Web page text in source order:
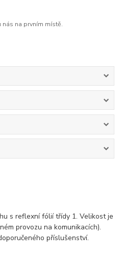
nás na prvním místě.
s reflexní fólií třídy 1. Velikost je
provozu na komunikacích).
příslušenství.